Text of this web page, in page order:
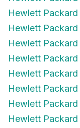
Hewlett
Hewlett
Hewlett
Hewlett
Hewlett
Hewlett
Hewlett
Hewlett